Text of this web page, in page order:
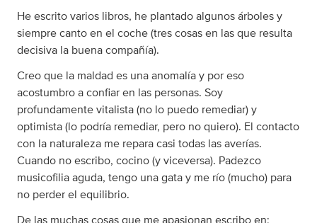
He escrito varios libros, he plantado algunos árboles y
siempre canto en el coche (tres cosas en las que resulta
decisiva la buena compañía).
Creo que la maldad es una anomalía y por eso
acostumbro a confiar en las personas. Soy
profundamente vitalista (no lo puedo remediar) y
optimista (lo podría remediar, pero no quiero). El contacto
con la naturaleza me repara casi todas las averías.
Cuando no escribo, cocino (y viceversa). Padezco
musicofilia aguda, tengo una gata y me río (mucho) para
no perder el equilibrio.
De las muchas cosas que me apasionan escribo en: